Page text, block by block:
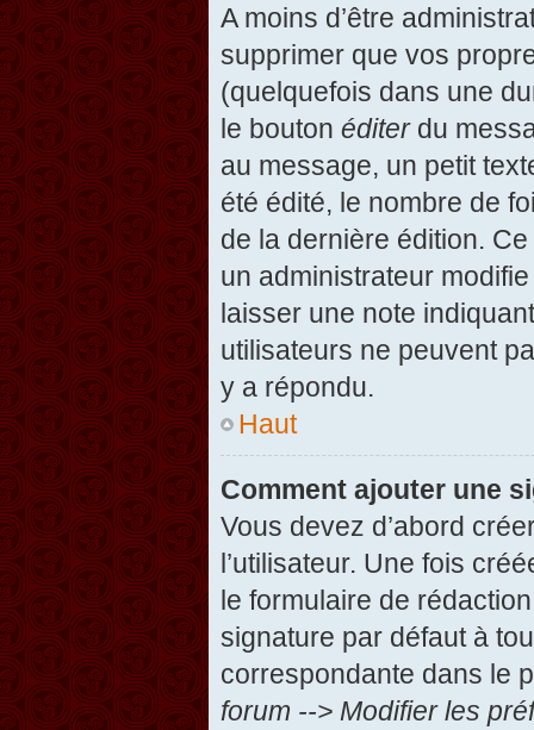
A moins d’être
supprimer que vos
(quelquefois dans une
le bouton éditerdu
au message, un petit
été édité, le nombre de
de la dernière édition.
un administrateur
laisser une note
utilisateurs ne peuvent
y a répondu.
Haut
Comment ajouter une
Vous devez d’abord
l’utilisateur. Une fois
le formulaire de
signature par défaut à
correspondante dans le
forum --> Modifier les